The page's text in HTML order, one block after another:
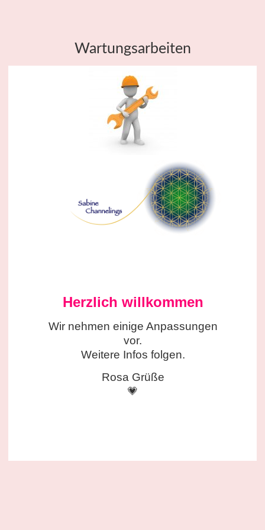
Wartungsarbeiten
Herzlich willkommen
Wir nehmen einige Anpassungen
vor.
Weitere Infos folgen.
Rosa Grüße
💗